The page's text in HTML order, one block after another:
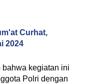
Curhat,
2024
bahwa kegiatan ini
Polri dengan